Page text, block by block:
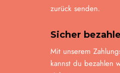
zurück senden.
Sicher
Mit unserem
kannst du bezahlen